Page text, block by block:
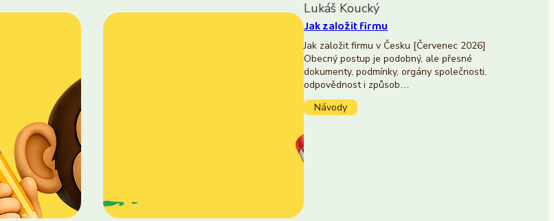
Lukáš Koucký
Jak založit firmu
Jak založit firmu v Česku [Červenec 2026]
Obecný postup je podobný, ale přesné
dokumenty, podmínky, orgány společnosti,
odpovědnost i způsob…
Návody